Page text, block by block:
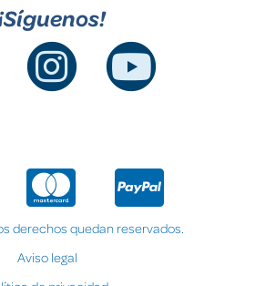
derechos quedan reservados.
Aviso legal